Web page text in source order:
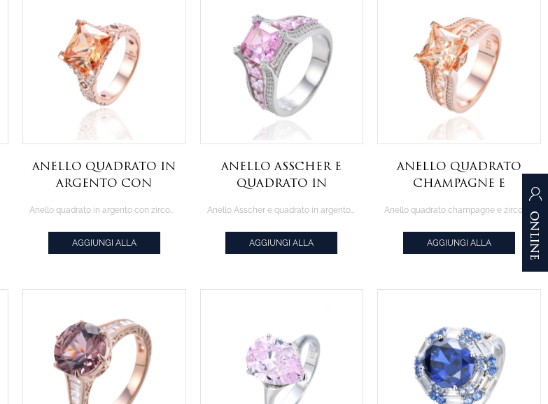
Anello quadrato in
argento con
champagne,
placcato in oro
rosa
Anello quadrato in argento con zirconi bianchi e champagne, placcato in oro rosa
AGGIUNGI ALLA
Anello Asscher e
quadrato in
con zirconi rosa Anello Asscher e quadrato in argento rodiato con zirconi rosa
AGGIUNGI ALLA
Anello quadrato
champagne e
zirconi rotondi in
argento con
placcatura in oro
rosa
AGGIUNGI ALLA